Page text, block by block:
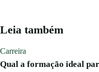
Leia também
Carreira
Qual a formação ideal